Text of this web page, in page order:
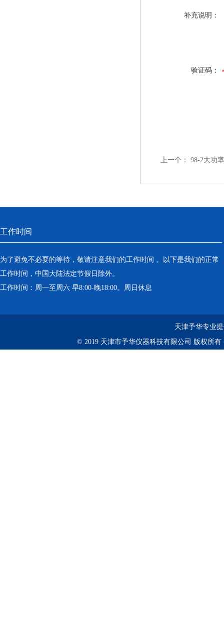
补充说明：
验证码：
上一个： 98-2大功
工作时间
为了避免不必要的等待，敬请注意我们的工作时间 。以下是我们的正常
工作时间，中国大陆法定节假日除外。
工作时间：周一至周六 早8:00-晚18:00。周日休息
天津予华专业
© 2019 天津市予华仪器科技有限公司 版权所有